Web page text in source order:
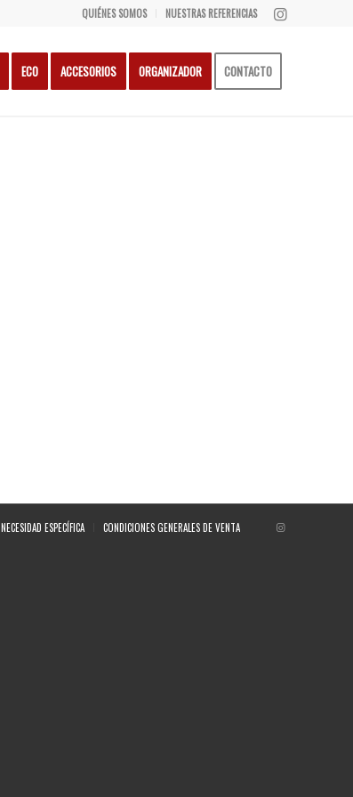
QUIÉNES SOMOS NUESTRAS REFERENCIAS
ECO ACCESORIOS ORGANIZADOR CONTACTO
NECESIDAD ESPECÍFICA CONDICIONES GENERALES DE VENTA